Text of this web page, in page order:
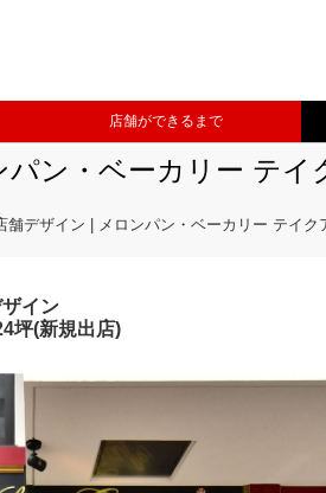
店舗ができるまで
ン・ベーカリー テ
デザイン | メロンパン・ベーカリー テイ
イン
坪(新規出店)